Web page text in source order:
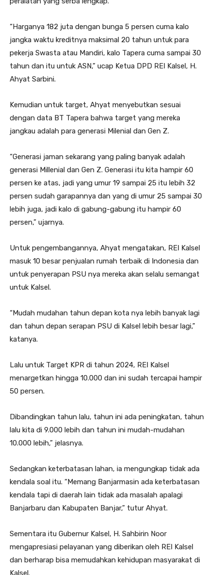
“Harganya 182 juta dengan bunga 5 persen cuma kalo
jangka waktu kreditnya maksimal 20 tahun untuk para
pekerja Swasta atau Mandiri, kalo Tapera cuma sampai 30
tahun dan itu untuk ASN,” ucap Ketua DPD REI Kalsel, H.
Ahyat Sarbini.
Kemudian untuk target, Ahyat menyebutkan sesuai
dengan data BT Tapera bahwa target yang mereka
jangkau adalah para generasi Milenial dan Gen Z.
“Generasi jaman sekarang yang paling banyak adalah
generasi Millenial dan Gen Z. Generasi itu kita hampir 60
persen ke atas, jadi yang umur 19 sampai 25 itu lebih 32
persen sudah garapannya dan yang di umur 25 sampai 30
lebih juga, jadi kalo di gabung-gabung itu hampir 60
persen,” ujarnya.
Untuk pengembangannya, Ahyat mengatakan, REI Kalsel
masuk 10 besar penjualan rumah terbaik di Indonesia dan
untuk penyerapan PSU nya mereka akan selalu semangat
untuk Kalsel.
“Mudah mudahan tahun depan kota nya lebih banyak lagi
dan tahun depan serapan PSU di Kalsel lebih besar lagi,”
katanya.
Lalu untuk Target KPR di tahun 2024, REI Kalsel
menargetkan hingga 10.000 dan ini sudah tercapai hampir
50 persen.
Dibandingkan tahun lalu, tahun ini ada peningkatan, tahun
lalu kita di 9.000 lebih dan tahun ini mudah-mudahan
10.000 lebih,” jelasnya.
Sedangkan keterbatasan lahan, ia mengungkap tidak ada
kendala soal itu. “Memang Banjarmasin ada keterbatasan
kendala tapi di daerah lain tidak ada masalah apalagi
Banjarbaru dan Kabupaten Banjar,” tutur Ahyat.
Sementara itu Gubernur Kalsel, H. Sahbirin Noor
mengapresiasi pelayanan yang diberikan oleh REI Kalsel
dan berharap bisa memudahkan kehidupan masyarakat di
Kalsel.